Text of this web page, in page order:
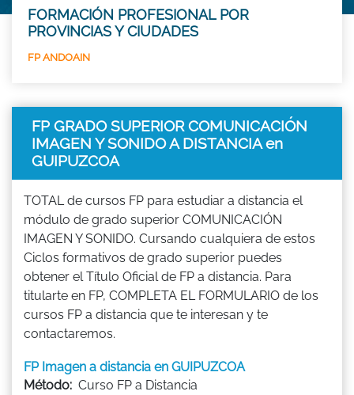
FORMACIÓN PROFESIONAL POR
PROVINCIAS Y CIUDADES
FP ANDOAIN
FP GRADO SUPERIOR COMUNICACIÓN
IMAGEN Y SONIDO A DISTANCIA en
GUIPUZCOA
TOTAL de cursos FP para estudiar a distancia el
módulo de grado superior COMUNICACIÓN
IMAGEN Y SONIDO. Cursando cualquiera de estos
Ciclos formativos de grado superior puedes
obtener el Título Oficial de FP a distancia. Para
titularte en FP, COMPLETA EL FORMULARIO de los
cursos FP a distancia que te interesan y te
contactaremos.
FP Imagen a distancia en GUIPUZCOA
Método: Curso FP a Distancia